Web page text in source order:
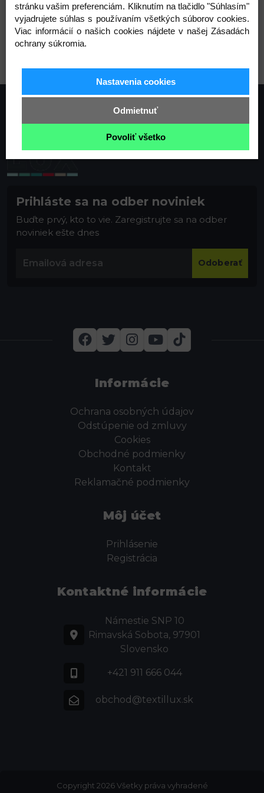
nikel
Prihláste sa na odber noviniek
Buďte prvý, kto to vie. Zaregistrujte sa na odber
noviniek ešte dnes
Odoberať
Informácie
Ochrana osobných údajov
Odstúpenie od zmluvy
Cookies
Obchodné podmienky
Kontakt
Reklamačné podmienky
Môj účet
Prihlásenie
Registrácia
Kontaktné informácie
Námestie SNP 10
Rimavská Sobota, 97901
Slovensko
+421 911 666 044
obchod@textillux.sk
Copyright 2026 Všetky práva vyhradené
stránku vašim preferenciám. Kliknutím na tlačidlo "Súhlasím"
vyjadrujete súhlas s používaním všetkých súborov cookies.
Viac informácií o našich cookies nájdete v našej Zásadách
ochrany súkromia.
Nastavenia cookies
Odmietnuť
Povoliť všetko